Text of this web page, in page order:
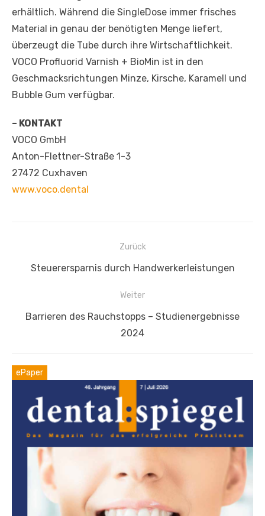
erhältlich. Während die SingleDose immer frisches
Material in genau der benötigten Menge liefert,
überzeugt die Tube durch ihre Wirtschaftlichkeit.
VOCO Profluorid Varnish + BioMin ist in den
Geschmacksrichtungen Minze, Kirsche, Karamell und
Bubble Gum verfügbar.
– KONTAKT
VOCO GmbH
Anton-Flettner-Straße 1-3
27472 Cuxhaven
www.voco.dental
Beitragsnavigation
Zurück
Vorheriger
Steuerersparnis durch Handwerkerleistungen
Weiter
Nächster
Barrieren des Rauchstopps – Studienergebnisse
2024
ePaper